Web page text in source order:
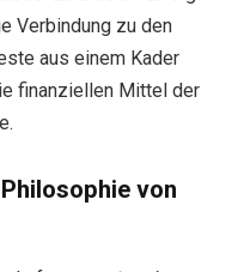
Verbindung zu den
aus einem Kader
finanziellen Mittel der
von